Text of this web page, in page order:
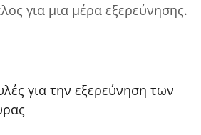
για μια μέρα εξερεύνησης.
για την εξερεύνηση των